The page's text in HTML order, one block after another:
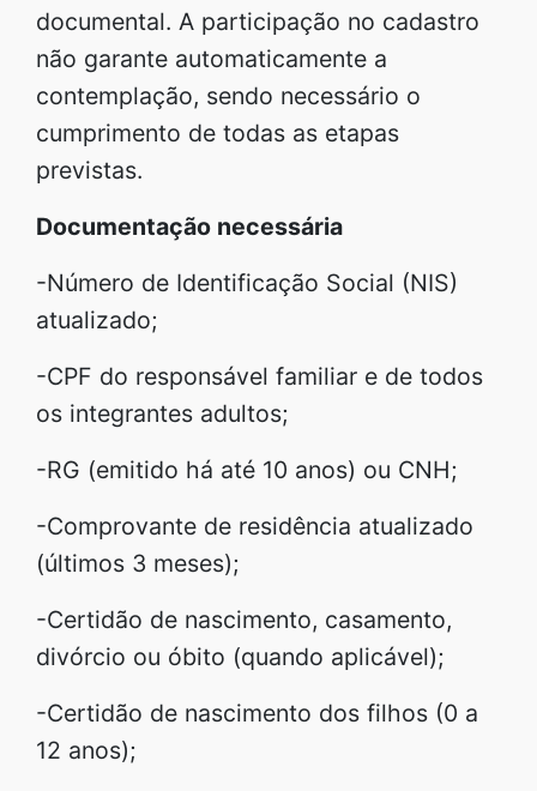
documental. A participação no cadastro
não garante automaticamente a
contemplação, sendo necessário o
cumprimento de todas as etapas
previstas.
Documentação necessária
-Número de Identificação Social (NIS)
atualizado;
-CPF do responsável familiar e de todos
os integrantes adultos;
-RG (emitido há até 10 anos) ou CNH;
-Comprovante de residência atualizado
(últimos 3 meses);
-Certidão de nascimento, casamento,
divórcio ou óbito (quando aplicável);
-Certidão de nascimento dos filhos (0 a
12 anos);